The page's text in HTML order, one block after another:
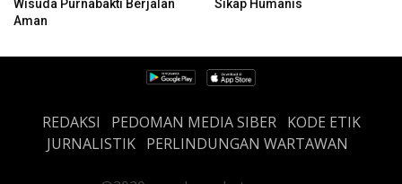
Wisuda Purnabakti Berjalan
Aman
Sikap Humanis
REDAKSI PEDOMAN MEDIA SIBER
KODE ETIK
JURNALISTIK PERLINDUNGAN WARTAWAN